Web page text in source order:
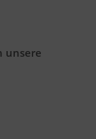
unsere